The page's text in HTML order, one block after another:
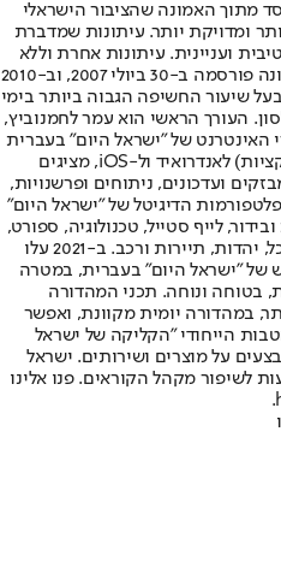
מתוך האמונה שהציבור הישראלי
ומדויקת יותר. עיתונות שמדברת
ועניינית. עיתונות אחרת וללא
תשלום. המהדורה המודפסת הראשונה פורסמה ב-30 ביולי 2007, וב-2010
שיעור החשיפה הגבוה ביותר בימי
העורך הראשי הוא עמר לחמנוביץ,
האינטרנט של "ישראל היום" בעברית
ובאנגלית, כמו כן היישומונים (אפליקציות) לאנדרואיד ול-iOS, מציגים
ועדכונים, ניתוחים ופרשנויות,
הדיגיטל של "ישראל היום"
לייף סטייל, טכנולוגיה, ספורט,
כלכלה וצרכנות, בריאות, חיילים, אוכל, יהדות, תיירות ורכב. ב-2021 עלו
של "ישראל היום" בעברית, במטרה
בטוחה ונוחה. תכני המהדורה
במהדורה יומית מקוונת, ואפשר
הייחודי "הקליקה של ישראל
על מוצרים ושירותים. ישראל
לשיפור מקהל הקוראים. פנו אלינו